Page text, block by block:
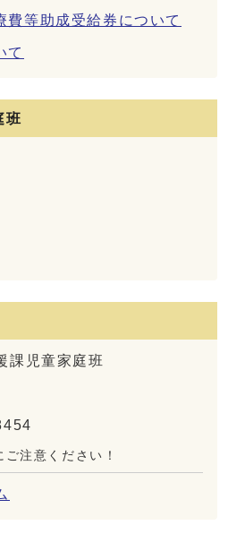
費等助成受給券について
て
班
課児童家庭班
注意ください！